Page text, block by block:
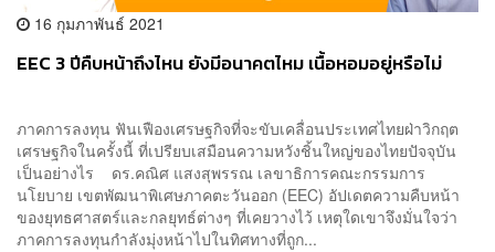
16 กุมภาพันธ์ 2021
EEC 3 ปีคืบหน้าถึงไหน ยังมีอนาคตไหม เนื้อหอมอยู่หรือไม่
ภาคการลงทุน ฟันเฟืองเศรษฐกิจที่จะขับเคลื่อนประเทศไทยฝ่าวิกฤต
เศรษฐกิจในครั้งนี้ ที่เปรียบเสมือนความหวังชิ้นใหญ่ของไทยปัจจุบัน
เป็นอย่างไร ดร.คณิศ แสงสุพรรณ เลขาธิการคณะกรรมการ
นโยบาย เขตพัฒนาพิเศษภาคตะวันออก (EEC) อัปเดตความคืบหน้า
ของยุทธศาสตร์และกลยุทธ์ต่างๆ ที่เคยวางไว้ เหตุใดเขาจึงมั่นใจว่า
ภาคการลงทุนกำลังมุ่งหน้าไปในทิศทางที่ถูก...